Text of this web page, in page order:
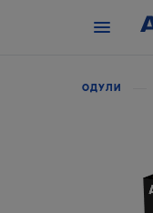
СМЕННЫЕ МОДУЛИ